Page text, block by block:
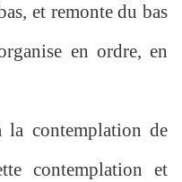
et remonte du bas
en ordre, en
la contemplation de
contemplation et